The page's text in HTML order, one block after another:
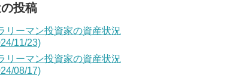
投稿
リーマン投資家の資産状況
11/23)
リーマン投資家の資産状況
08/17)